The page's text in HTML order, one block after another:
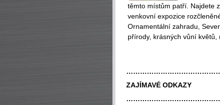
těmto místům patří. Najdete
venkovní expozice
Ornamentální zahradu,
přírody, krásných vůní
ZAJÍMAVÉ ODKAZY